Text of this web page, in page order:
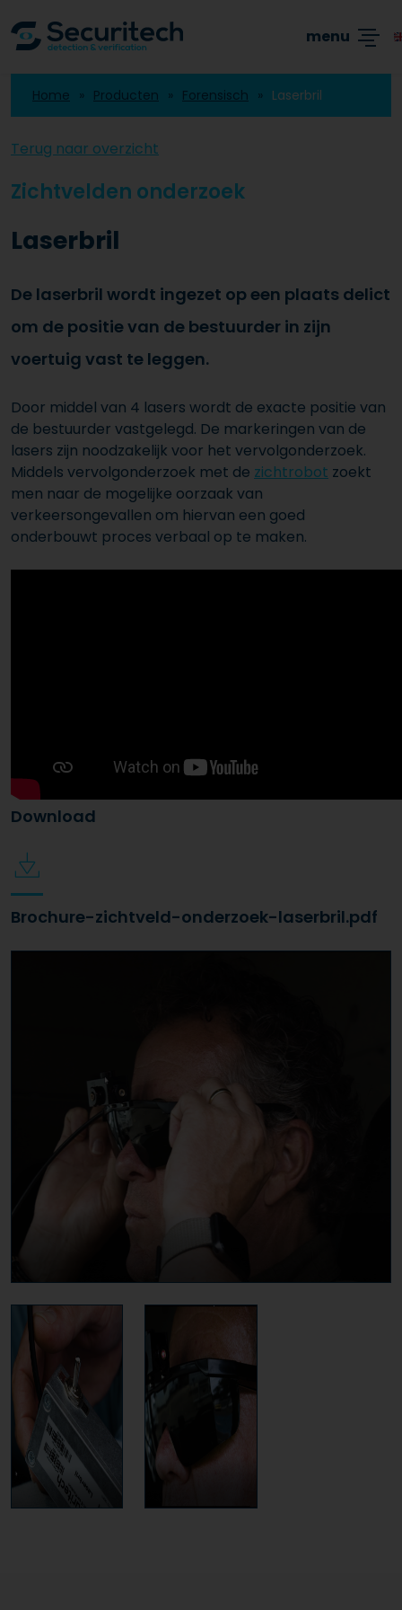
Academy
Producten
Branches
Blogs
menu
Home Producten Forensisch Laserbril
Terug naar overzicht
Zichtvelden onderzoek
Laserbril
De laserbril wordt ingezet op een plaats delict
om de positie van de bestuurder in zijn
voertuig vast te leggen.
Door middel van 4 lasers wordt de exacte positie van
de bestuurder vastgelegd. De markeringen van de
lasers zijn noodzakelijk voor het vervolgonderzoek.
Middels vervolgonderzoek met de zichtrobot zoekt
men naar de mogelijke oorzaak van
verkeersongevallen om hiervan een goed
onderbouwt proces verbaal op te maken.
Download
Brochure-zichtveld-onderzoek-laserbril.pdf